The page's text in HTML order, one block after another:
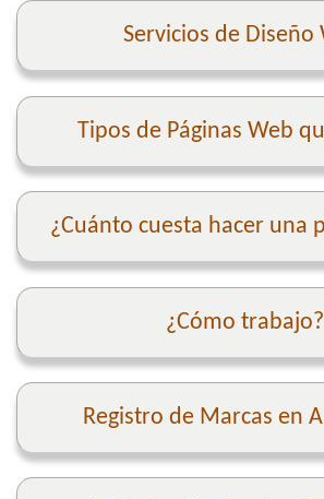
Servicios de Diseño
Tipos de Páginas Web
¿Cuánto cuesta hacer una
¿Cómo trabajo?
Registro de Marcas en